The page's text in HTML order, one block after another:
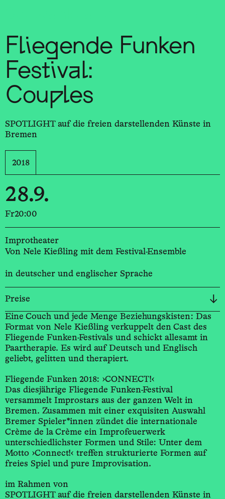
Fliegende Funken
Festival:
Couples
SPOTLIGHT auf die freien darstellenden Künste in
Bremen
2018
28.9.
Fr20:00
Improtheater
Von Nele Kießling mit dem Festival-Ensemble
in deutscher und englischer Sprache
Preise
Eine Couch und jede Menge Beziehungskisten: Das
Format von Nele Kießling verkuppelt den Cast des
Fliegende Funken-Festivals und schickt allesamt in
Paartherapie. Es wird auf Deutsch und Englisch
geliebt, gelitten und therapiert.
Fliegende Funken 2018: ›CONNECT!‹
Das diesjährige Fliegende Funken-Festival
versammelt Improstars aus der ganzen Welt in
Bremen. Zusammen mit einer exquisiten Auswahl
Bremer Spieler*innen zündet die internationale
Crème de la Crème ein Improfeuerwerk
unterschiedlichster Formen und Stile: Unter dem
Motto ›Connect!‹ treffen strukturierte Formen auf
freies Spiel und pure Improvisation.
im Rahmen von
SPOTLIGHT auf die freien darstellenden Künste in